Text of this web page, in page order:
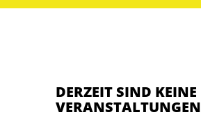
DERZEIT SIND KEINE
VERANSTALTUNGEN